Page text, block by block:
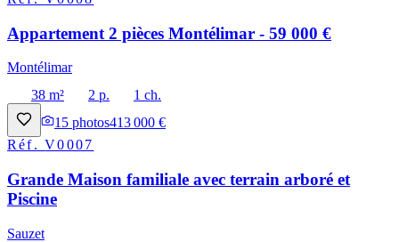
Appartement 2 pièces Montélimar - 59 000 €
Montélimar
38 m²
2 p.
1 ch.
15 photos413 000 €
Réf.V0007
Grande Maison familiale avec terrain arboré et
Piscine
Sauzet